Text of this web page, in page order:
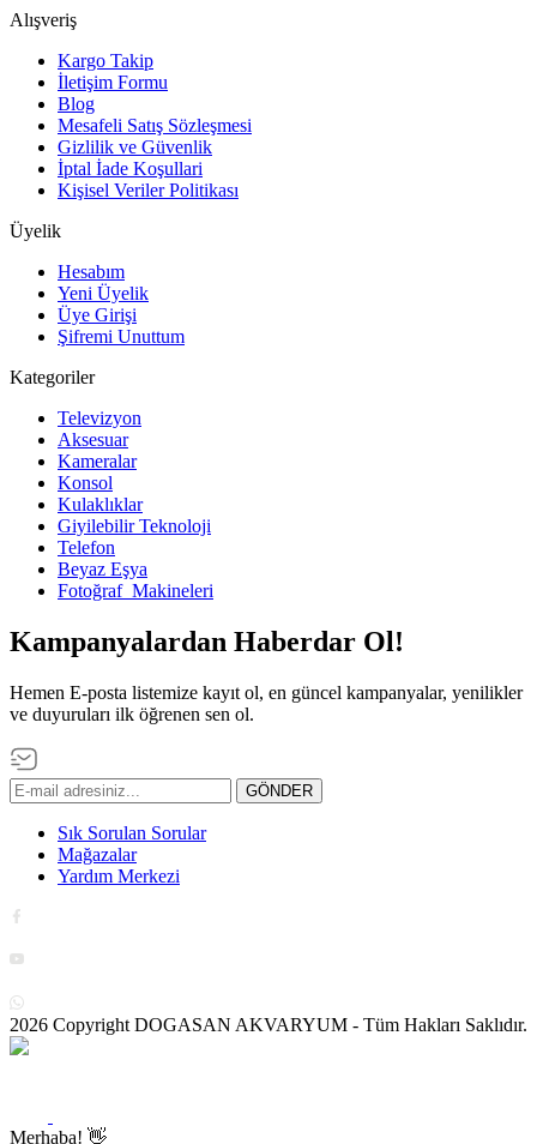
Alışveriş
Kargo Takip
İletişim Formu
Blog
Mesafeli Satış Sözleşmesi
Gizlilik ve Güvenlik
İptal İade Koşullari
Kişisel Veriler Politikası
Üyelik
Hesabım
Yeni Üyelik
Üye Girişi
Şifremi Unuttum
Kategoriler
Televizyon
Aksesuar
Kameralar
Konsol
Kulaklıklar
Giyilebilir Teknoloji
Telefon
Beyaz Eşya
Fotoğraf Makineleri
Kampanyalardan Haberdar Ol!
Hemen E-posta listemize kayıt ol, en güncel kampanyalar, yenilikler
ve duyuruları ilk öğrenen sen ol.
GÖNDER
Sık Sorulan Sorular
Mağazalar
Yardım Merkezi
2026 Copyright DOGASAN AKVARYUM - Tüm Hakları Saklıdır.
Merhaba! 👋